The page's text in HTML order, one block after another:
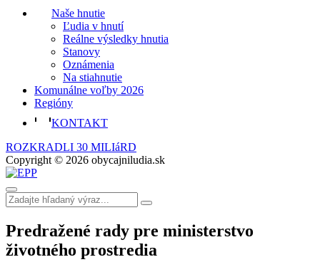
Naše hnutie
Ľudia v hnutí
Reálne výsledky hnutia
Stanovy
Oznámenia
Na stiahnutie
Komunálne voľby 2026
Regióny
KONTAKT
ROZKRADLI 30 MILIáRD
Copyright © 2026 obycajniludia.sk
Predražené rady pre ministerstvo
životného prostredia